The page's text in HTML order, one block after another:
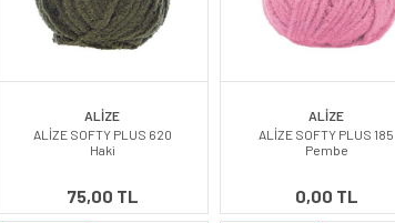
ALİZE
ALİZE SOFTY PLUS 620
Haki
75,00 TL
ALİZE
ALİZE SOFTY PLUS 185
Pembe
0,00 TL